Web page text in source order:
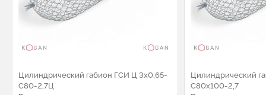
Цилиндрический габион ГСИ Ц 3х0,65-
С80-2,7Ц
Цилиндрический
C80x100-2,7